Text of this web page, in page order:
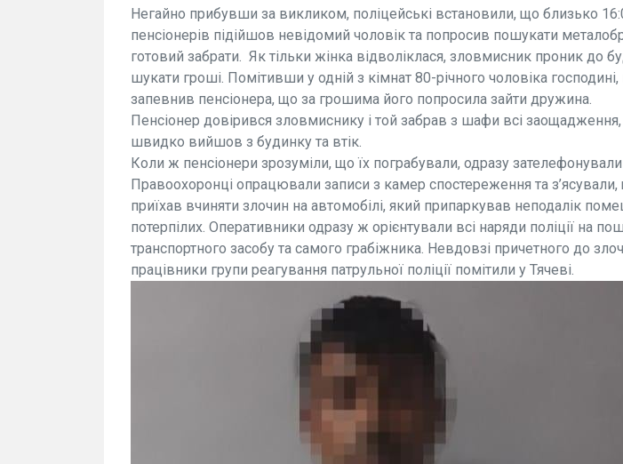
Негайно прибувши за викликом, поліцейські встановили, що близько
пенсіонерів підійшов невідомий чоловік та попросив пошукати
готовий забрати. Як тільки жінка відволіклася, зловмисник проник до
шукати гроші. Помітивши у одній з кімнат 80-річного чоловіка
запевнив пенсіонера, що за грошима його попросила зайти дружина.
Пенсіонер довірився зловмиснику і той забрав з шафи всі заощадження,
швидко вийшов з будинку та втік.
Коли ж пенсіонери зрозуміли, що їх пограбували, одразу зателефонували
Правоохоронці опрацювали записи з камер спостереження та з’ясували,
приїхав вчиняти злочин на автомобілі, який припаркував неподалік
потерпілих. Оперативники одразу ж орієнтували всі наряди поліції на
транспортного засобу та самого грабіжника. Невдовзі причетного до
працівники групи реагування патрульної поліції помітили у Тячеві.